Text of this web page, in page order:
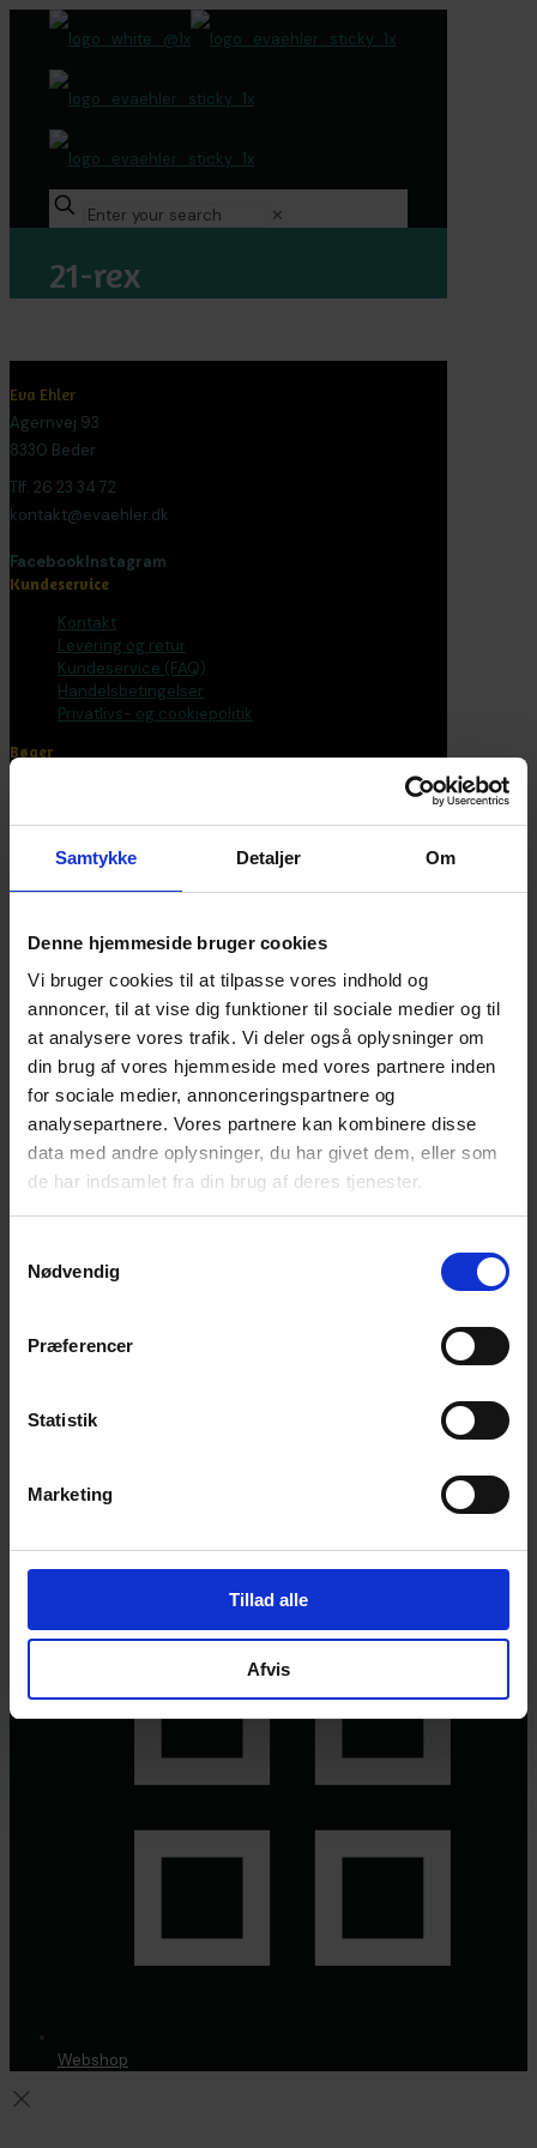
Samtykke Detaljer Om
Denne hjemmeside bruger cookies
Vi bruger cookies til at tilpasse vores indhold og
annoncer, til at vise dig funktioner til sociale medier og til
at analysere vores trafik. Vi deler også oplysninger om
din brug af vores hjemmeside med vores partnere inden
for sociale medier, annonceringspartnere og
analysepartnere. Vores partnere kan kombinere disse
data med andre oplysninger, du har givet dem, eller som
de har indsamlet fra din brug af deres tjenester.
Nødvendig
Præferencer
Statistik
Marketing
Tillad alle
Afvis
✕
21-rex
Eva Ehler
Agernvej 93
8330 Beder
Tlf. 26 23 34 72
kontakt@evaehler.dk
FacebookInstagram
Kundeservice
Kontakt
Levering og retur
Kundeservice (FAQ)
Handelsbetingelser
Privatlivs- og cookiepolitik
Bøger
Malebøger
Fantasirejser
Nyhedsbrev
Bliv en del af universet
Få magiske nyheder om bøger, malebøger og
inspiration direkte i din indbakke.
Webshop